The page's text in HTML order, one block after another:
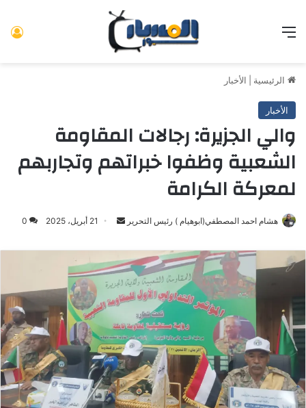
الرئيسية الأخبار
الأخبار
والي الجزيرة: رجالات المقاومة
الشعبية وظفوا خبراتهم وتجاربهم
لمعركة الكرامة
هشام احمد المصطفي(ابوهيام ) رئيس التحرير
أرسل
إلكترونيا
21 أبريل، 2025 0